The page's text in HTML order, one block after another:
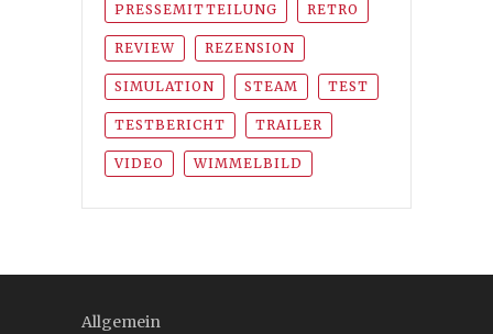
PRESSEMITTEILUNG RETRO
REVIEW REZENSION
SIMULATION STEAM TEST
TESTBERICHT TRAILER
VIDEO WIMMELBILD
Allgemein